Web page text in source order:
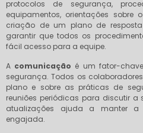
protocolos de segurança,
equipamentos, orientações
criação de um plano de
garantir que todos os
fácil acesso para a equipe.
A comunicação é um fator-
segurança. Todos os
plano e sobre as práticas de
reuniões periódicas para discutir a
atualizações ajuda a manter a
engajada.